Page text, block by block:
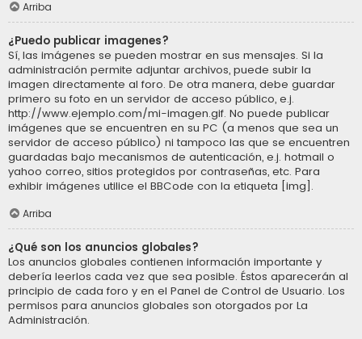
Arriba
¿Puedo publicar imagenes?
Sí, las imágenes se pueden mostrar en sus mensajes. Si la
administración permite adjuntar archivos, puede subir la
imagen directamente al foro. De otra manera, debe guardar
primero su foto en un servidor de acceso público, e.j.
http://www.ejemplo.com/mi-imagen.gif. No puede publicar
imágenes que se encuentren en su PC (a menos que sea un
servidor de acceso público) ni tampoco las que se encuentren
guardadas bajo mecanismos de autenticación, e.j. hotmail o
yahoo correo, sitios protegidos por contraseñas, etc. Para
exhibir imágenes utilice el BBCode con la etiqueta [img].
Arriba
¿Qué son los anuncios globales?
Los anuncios globales contienen información importante y
debería leerlos cada vez que sea posible. Éstos aparecerán al
principio de cada foro y en el Panel de Control de Usuario. Los
permisos para anuncios globales son otorgados por La
Administración.